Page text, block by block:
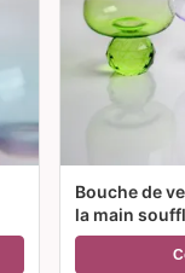
Bouche de
la main
couleur et
Idéal pour